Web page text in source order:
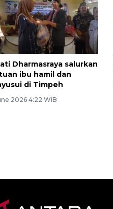
Dharmasraya salurkan
ibu hamil dan
di Timpeh
2026 4:22 WIB